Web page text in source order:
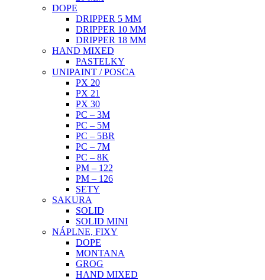
DOPE
DRIPPER 5 MM
DRIPPER 10 MM
DRIPPER 18 MM
HAND MIXED
PASTELKY
UNIPAINT / POSCA
PX 20
PX 21
PX 30
PC – 3M
PC – 5M
PC – 5BR
PC – 7M
PC – 8K
PM – 122
PM – 126
SETY
SAKURA
SOLID
SOLID MINI
NÁPLNE, FIXY
DOPE
MONTANA
GROG
HAND MIXED